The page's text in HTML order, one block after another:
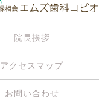
院長挨拶
アクセスマップ
お問い合わせ